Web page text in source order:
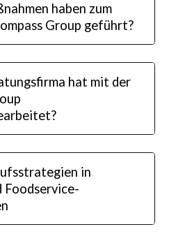
haben zum
Group geführt?
hat mit der
in
Foodservice-